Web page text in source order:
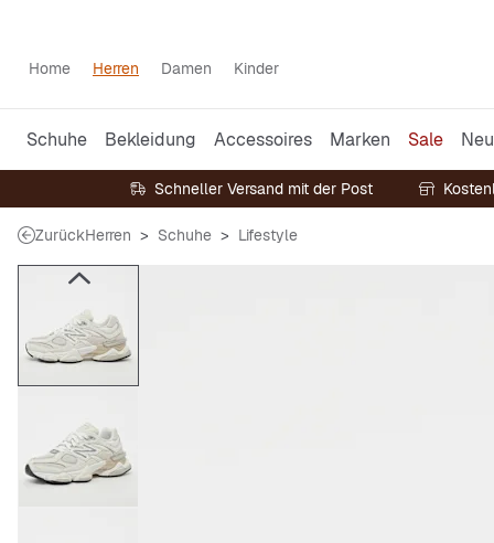
Home Herren Damen Kinder
Schuhe Bekleidung Accessoires Marken Sale Neu
Schneller Versand mit der Post
ZurückHerren Schuhe Lifestyle